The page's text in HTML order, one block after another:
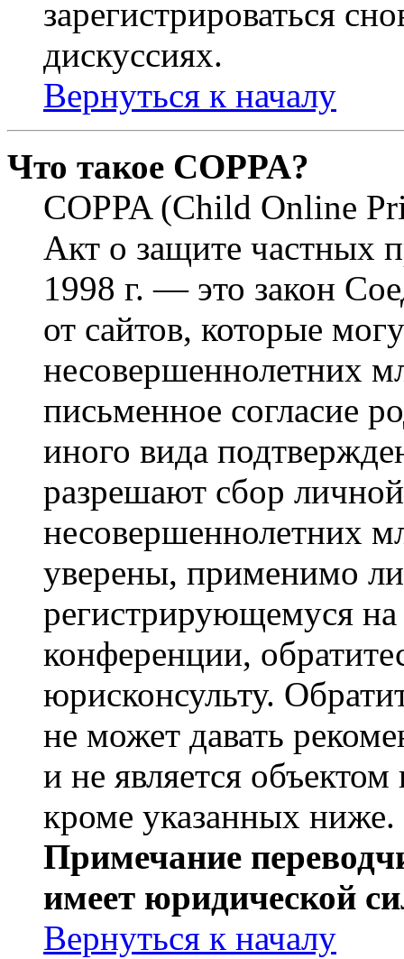
зарегистрироваться
дискуссиях.
Вернуться к началу
Что такое COPPA?
COPPA (Child Online
Акт о защите частных
1998 г. — это закон
от сайтов, которые
несовершеннолетних
письменное согласие
иного вида
разрешают сбор
несовершеннолетних
уверены, применимо
регистрирующемуся
конференции,
юрисконсульту.
не может давать
и не является
кроме указанных ниже.
Примечание
имеет юридической
Вернуться к началу